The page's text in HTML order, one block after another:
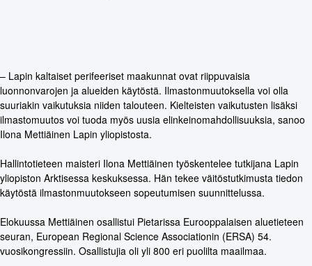
– Lapin kaltaiset perifeeriset maakunnat ovat riippuvaisia
luonnonvarojen ja alueiden käytöstä. Ilmastonmuutoksella voi olla
suuriakin vaikutuksia niiden talouteen. Kielteisten vaikutusten lisäksi
ilmastomuutos voi tuoda myös uusia elinkeinomahdollisuuksia, sanoo
Ilona Mettiäinen Lapin yliopistosta.
Hallintotieteen maisteri Ilona Mettiäinen työskentelee tutkijana Lapin
yliopiston Arktisessa keskuksessa. Hän tekee väitöstutkimusta tiedon
käytöstä ilmastonmuutokseen sopeutumisen suunnittelussa.
Elokuussa Mettiäinen osallistui Pietarissa Eurooppalaisen aluetieteen
seuran, European Regional Science Associationin (ERSA) 54.
vuosikongressiin. Osallistujia oli yli 800 eri puolilta maailmaa.